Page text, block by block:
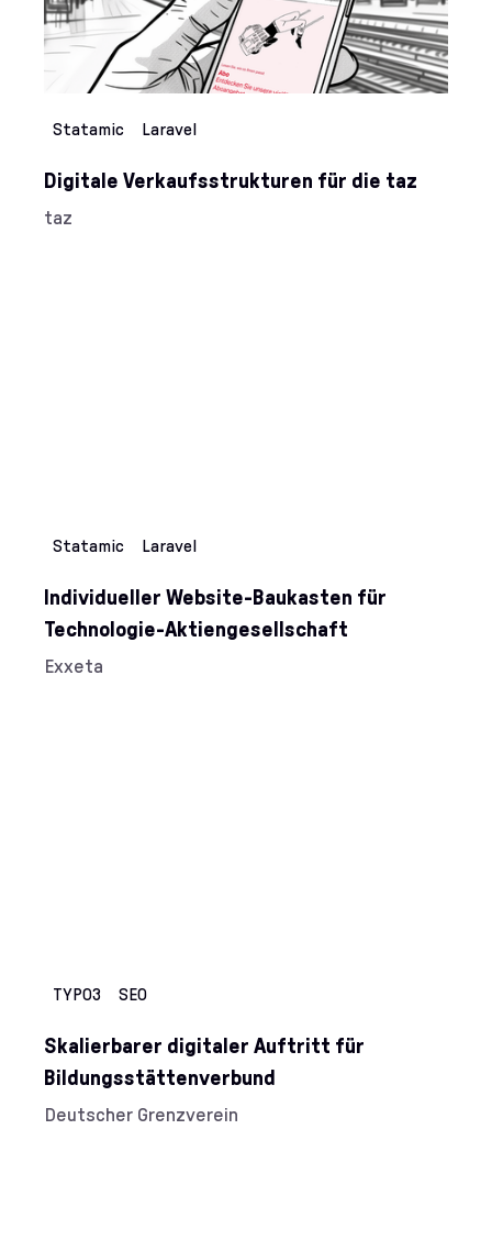
TYPO3 Vite
Vue.js
Web Components
webpack
Digitale Verkaufsstrukturen für die taz
Kunde/Kundin:
taz
Statamic Laravel
Individueller Website-Baukasten für
Technologie-Aktiengesellschaft
Kunde/Kundin:
Exxeta
Statamic Laravel
Skalierbarer digitaler Auftritt für
Bildungsstättenverbund
Kunde/Kundin:
Deutscher Grenzverein
TYPO3 SEO